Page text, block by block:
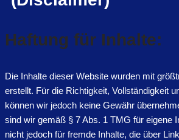
Haftung für Inhalte:
Die Inhalte dieser Website wurden mit
erstellt. Für die Richtigkeit, Vollständigkeit
können wir jedoch keine Gewähr
sind wir gemäß § 7 Abs. 1 TMG für eigene
nicht jedoch für fremde Inhalte, die über